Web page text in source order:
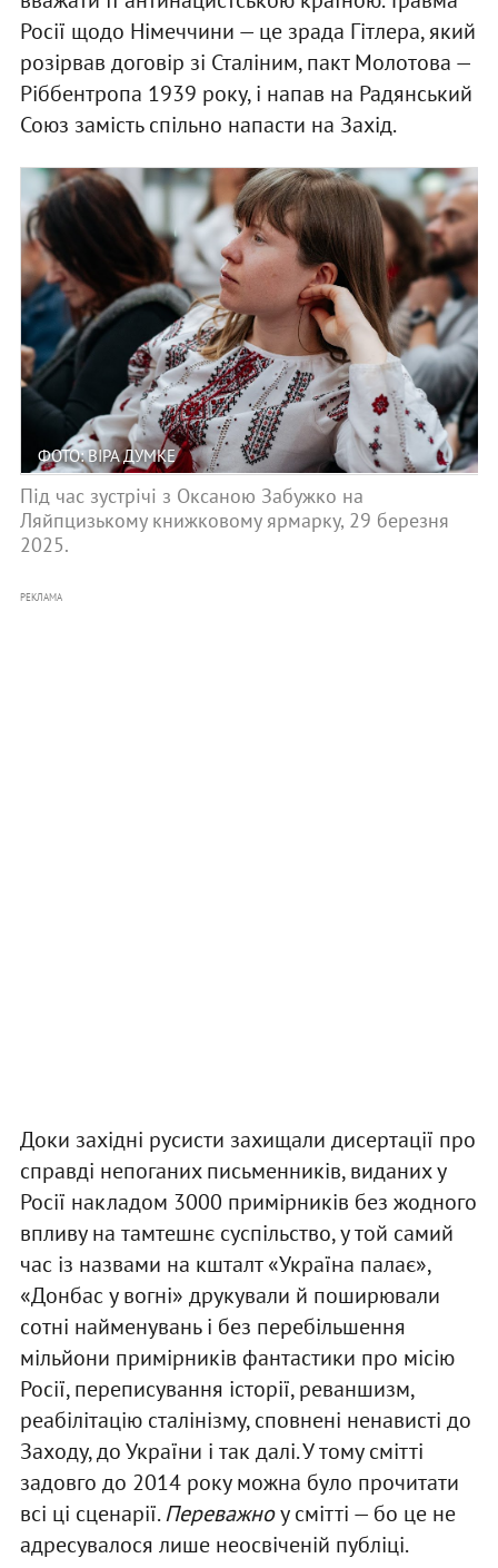
Росії щодо Німеччини — це зрада Гітлера, який
розірвав договір зі Сталіним, пакт Молотова —
Ріббентропа 1939 року, і напав на Радянський
Союз замість спільно напасти на Захід.
ФОТО: ВІРА ДУМКЕ
Під час зустрічі з Оксаною Забужко на
Ляйпцизькому книжковому ярмарку, 29 березня
2025.
РЕКЛАМА
Доки західні русисти захищали дисертації про
справді непоганих письменників, виданих у
Росії накладом 3000 примірників без жодного
впливу на тамтешнє суспільство, у той самий
час із назвами на кшталт «Україна палає»,
«Донбас у вогні» друкували й поширювали
сотні найменувань і без перебільшення
мільйони примірників фантастики про місію
Росії, переписування історії, реваншизм,
реабілітацію сталінізму, сповнені ненависті до
Заходу, до України і так далі. У тому смітті
задовго до 2014 року можна було прочитати
всі ці сценарії.Переважноу смітті — бо це не
адресувалося лише неосвіченій публіці.